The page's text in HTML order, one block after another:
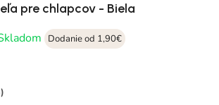
pre chlapcov - Biela
Dodanie od 1,90€